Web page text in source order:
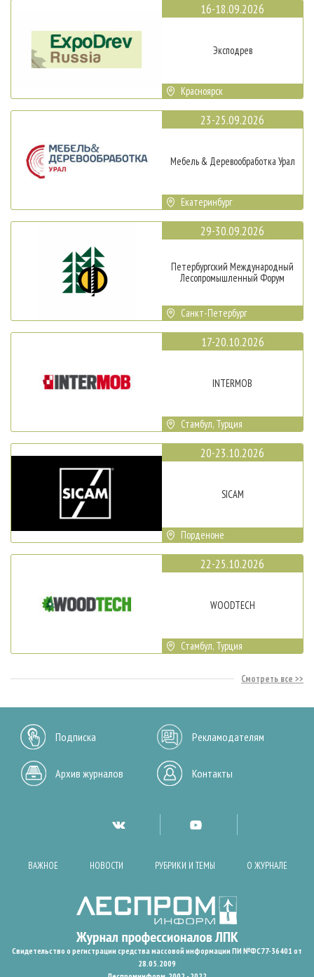
16-18.09.2026
Эксподрев
Красноярск
23-25.09.2026
Мебель & Деревообработка Урал
Екатеринбург
29-30.09.2026
Петербургский Международный
Лесопромышленный Форум
Санкт-Петербург
17-20.10.2026
INTERMOB
Стамбул, Турция
20-23.10.2026
SICAM
Порденоне
22-25.10.2026
WOODTECH
Стамбул, Турция
Смотреть все
Подписка Рекламодателям
Архив журналов Контакты
ВАЖНОЕ НОВОСТИ РУБРИКИ И ТЕМЫ О ЖУРНАЛЕ
Свидетельство о регистрации средства массовой информации ПИ №ФС77-36401 от
28.05.2009